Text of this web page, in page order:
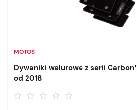
MOTOS
Dywaniki welurowe z serii
od 2018